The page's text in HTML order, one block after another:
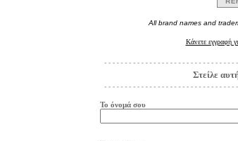
All brand names and
Κάνετε εγγραφή
Στείλε
Το όνομά σου